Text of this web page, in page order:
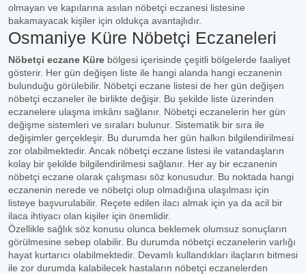
olmayan ve kapılarına asılan nöbetçi eczanesi listesine
bakamayacak kişiler için oldukça avantajlıdır.
Osmaniye Küre Nöbetçi Eczaneleri
Nöbetçi eczane Küre bölgesi içerisinde çeşitli bölgelerde faaliyet
gösterir. Her gün değişen liste ile hangi alanda hangi eczanenin
bulunduğu görülebilir. Nöbetçi eczane listesi de her gün değişen
nöbetçi eczaneler ile birlikte değişir. Bu şekilde liste üzerinden
eczanelere ulaşma imkânı sağlanır. Nöbetçi eczanelerin her gün
değişme sistemleri ve sıraları bulunur. Sistematik bir sıra ile
değişimler gerçekleşir. Bu durumda her gün halkın bilgilendirilmesi
zor olabilmektedir. Ancak nöbetçi eczane listesi ile vatandaşların
kolay bir şekilde bilgilendirilmesi sağlanır. Her ay bir eczanenin
nöbetçi eczane olarak çalışması söz konusudur. Bu noktada hangi
eczanenin nerede ve nöbetçi olup olmadığına ulaşılması için
listeye başvurulabilir. Reçete edilen ilacı almak için ya da acil bir
ilaca ihtiyacı olan kişiler için önemlidir.
Özellikle sağlık söz konusu olunca beklemek olumsuz sonuçların
görülmesine sebep olabilir. Bu durumda nöbetçi eczanelerin varlığı
hayat kurtarıcı olabilmektedir. Devamlı kullandıkları ilaçların bitmesi
ile zor durumda kalabilecek hastaların nöbetçi eczanelerden